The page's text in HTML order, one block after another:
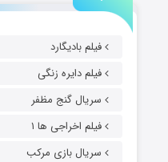
فیلم بادیگارد
فیلم دایره زنگی
سریال گنج مظفر
فیلم اخراجی ها ۱
سریال بازی مرکب